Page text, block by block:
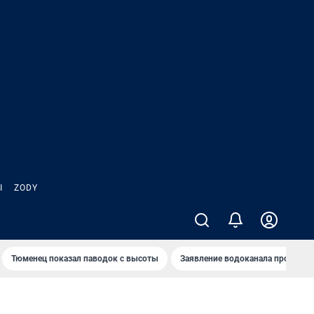
ZODY
Тюменец показал паводок с высоты Заявление водоканала про